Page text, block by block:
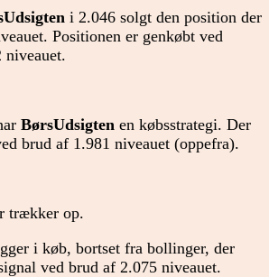
i 2.046 solgt den position der
Positionen er genkøbt ved
niveauet.
BørsUdsigten en købsstrategi. Der
brud af 1.981 niveauet (oppefra).
trækker op.
i køb, bortset fra bollinger, der
ved brud af 2.075 niveauet.